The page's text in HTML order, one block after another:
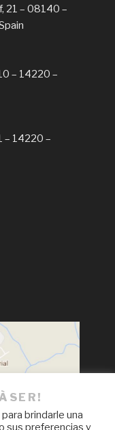
21 – 08140 –
– 14220 –
– 14220 –
brindarle una
sus preferencias y